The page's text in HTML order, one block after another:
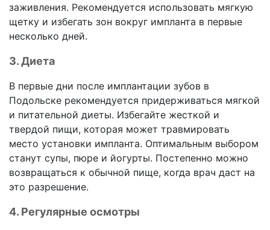
заживления. Рекомендуется использовать мягкую
щетку и избегать зон вокруг импланта в первые
несколько дней.
3. Диета
В первые дни после имплантации зубов в
Подольске рекомендуется придерживаться мягкой
и питательной диеты. Избегайте жесткой и
твердой пищи, которая может травмировать
место установки импланта. Оптимальным выбором
станут супы, пюре и йогурты. Постепенно можно
возвращаться к обычной пище, когда врач даст на
это разрешение.
4. Регулярные осмотры